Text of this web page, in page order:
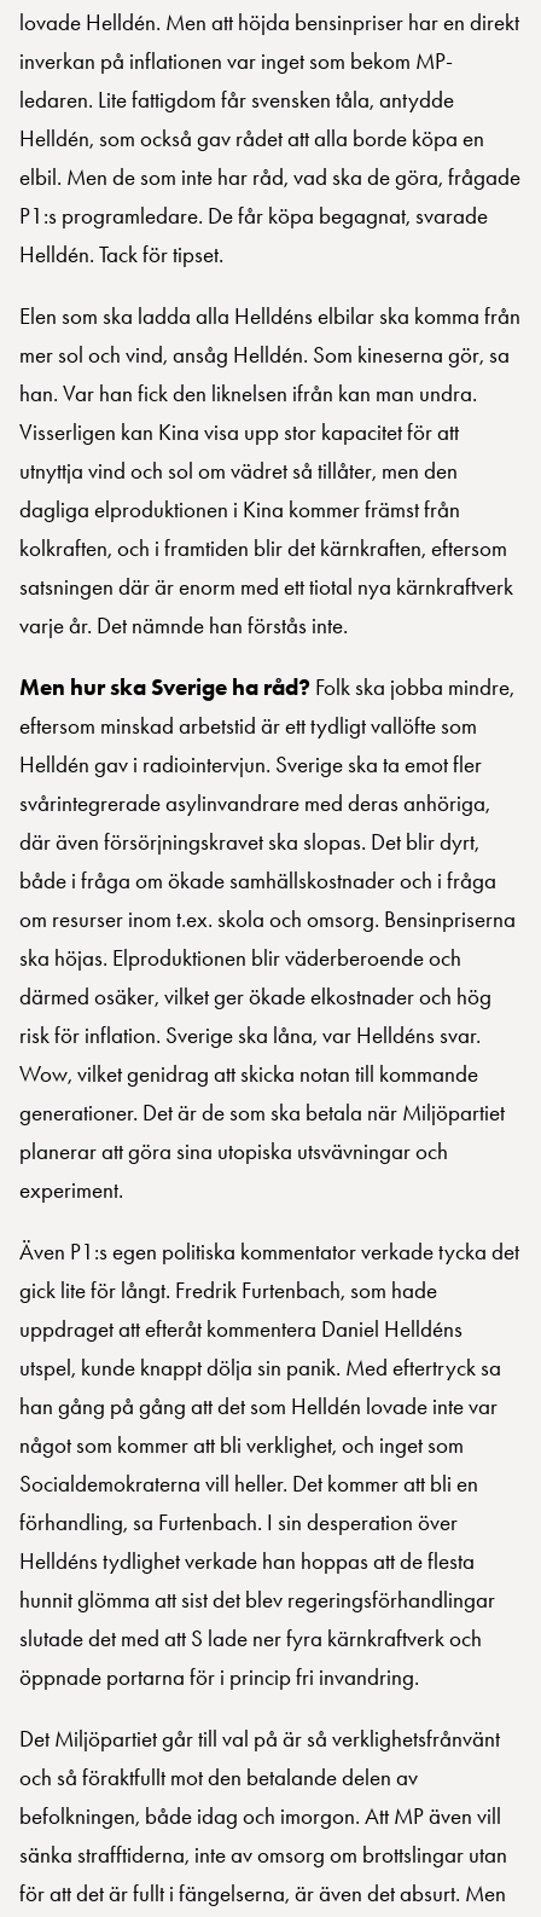
lovade Helldén. Men att höjda bensinpriser har en direkt
inverkan på inflationen var inget som bekom MP-
ledaren. Lite fattigdom får svensken tåla, antydde
Helldén, som också gav rådet att alla borde köpa en
elbil. Men de som inte har råd, vad ska de göra, frågade
P1:s programledare. De får köpa begagnat, svarade
Helldén. Tack för tipset.
Elen som ska ladda alla Helldéns elbilar ska komma från
mer sol och vind, ansåg Helldén. Som kineserna gör, sa
han. Var han fick den liknelsen ifrån kan man undra.
Visserligen kan Kina visa upp stor kapacitet för att
utnyttja vind och sol om vädret så tillåter, men den
dagliga elproduktionen i Kina kommer främst från
kolkraften, och i framtiden blir det kärnkraften, eftersom
satsningen där är enorm med ett tiotal nya kärnkraftverk
varje år. Det nämnde han förstås inte.
Men hur ska Sverige ha råd? Folk ska jobba mindre,
eftersom minskad arbetstid är ett tydligt vallöfte som
Helldén gav i radiointervjun. Sverige ska ta emot fler
svårintegrerade asylinvandrare med deras anhöriga,
där även försörjningskravet ska slopas. Det blir dyrt,
både i fråga om ökade samhällskostnader och i fråga
om resurser inom t.ex. skola och omsorg. Bensinpriserna
ska höjas. Elproduktionen blir väderberoende och
därmed osäker, vilket ger ökade elkostnader och hög
risk för inflation. Sverige ska låna, var Helldéns svar.
Wow, vilket genidrag att skicka notan till kommande
generationer. Det är de som ska betala när Miljöpartiet
planerar att göra sina utopiska utsvävningar och
experiment.
Även P1:s egen politiska kommentator verkade tycka det
gick lite för långt. Fredrik Furtenbach, som hade
uppdraget att efteråt kommentera Daniel Helldéns
utspel, kunde knappt dölja sin panik. Med eftertryck sa
han gång på gång att det som Helldén lovade inte var
något som kommer att bli verklighet, och inget som
Socialdemokraterna vill heller. Det kommer att bli en
förhandling, sa Furtenbach. I sin desperation över
Helldéns tydlighet verkade han hoppas att de flesta
hunnit glömma att sist det blev regeringsförhandlingar
slutade det med att S lade ner fyra kärnkraftverk och
öppnade portarna för i princip fri invandring.
Det Miljöpartiet går till val på är så verklighetsfrånvänt
och så föraktfullt mot den betalande delen av
befolkningen, både idag och imorgon. Att MP även vill
sänka strafftiderna, inte av omsorg om brottslingar utan
för att det är fullt i fängelserna, är även det absurt. Men